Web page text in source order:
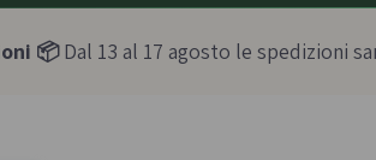
📦Dal 13 al 17 agosto le spedizioni